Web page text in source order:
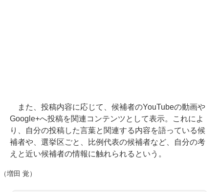
また、投稿内容に応じて、候補者のYouTubeの動画や
Google+へ投稿を関連コンテンツとして表示。これによ
り、自分の投稿した言葉と関連する内容を語っている候
補者や、選挙区ごと、比例代表の候補者など、自分の考
えと近い候補者の情報に触れられるという。
（増田 覚）